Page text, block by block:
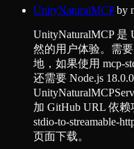
UnityNaturalMCPby
UnityNaturalMCP 是
然的用户体验。需
地，如果使用 mcp-
还需要 Node.js
加 GitHub URL 依
stdio-to-streamable-
页面下载。